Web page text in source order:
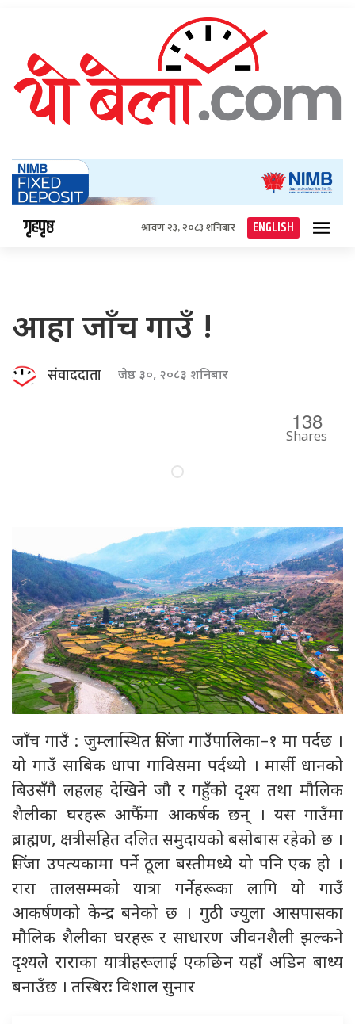
गृहपृष्ठ श्रावण २३, २०८३ शनिबार ENGLISH
आहा जाँच गाउँ !
संवाददाता जेष्ठ ३०, २०८३ शनिबार
138
Shares
जाँच गाउँ : जुम्लास्थित सिंजा गाउँपालिका–१ मा पर्दछ ।
यो गाउँ साबिक धापा गाविसमा पर्दथ्यो । मार्सी धानको
बिउसँगै लहलह देखिने जौ र गहुँको दृश्य तथा मौलिक
शैलीका घरहरू आफैँमा आकर्षक छन् । यस गाउँमा
ब्राह्मण, क्षत्रीसहित दलित समुदायको बसोबास रहेको छ ।
सिंजा उपत्यकामा पर्ने ठूला बस्तीमध्ये यो पनि एक हो ।
रारा तालसम्मको यात्रा गर्नेहरूका लागि यो गाउँ
आकर्षणको केन्द्र बनेको छ । गुठी ज्युला आसपासका
मौलिक शैलीका घरहरू र साधारण जीवनशैली झल्कने
दृश्यले राराका यात्रीहरूलाई एकछिन यहाँ अडिन बाध्य
बनाउँछ । तस्बिरः विशाल सुनार